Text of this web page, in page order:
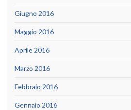
Giugno 2016
Maggio 2016
Aprile 2016
Marzo 2016
Febbraio 2016
Gennaio 2016